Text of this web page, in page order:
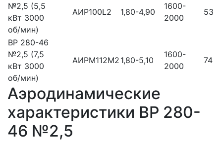
№2,5 (5,5
кВт 3000
об/мин)
АИР100L2 1,80-4,90
1600-
2000
53
ВР 280-46
№2,5 (7,5
кВт 3000
об/мин)
АИРМ112М2 1,80-5,10
1600-
2000
74
Аэродинамические
характеристики ВР 280-
46 №2,5